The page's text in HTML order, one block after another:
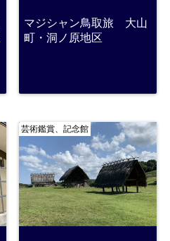
マジシャン鳥取旅 大山
町・洞ノ原地区
芸術鑑賞、記念館